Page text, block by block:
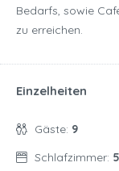
Bedarfs, sowie
zu erreichen.
Einzelheiten
Gäste: 9
Schlafzimmer: 5